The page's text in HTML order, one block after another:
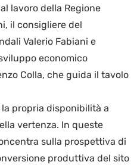
lavoro della Regione
il consigliere del
Valerio Fabiani e
economico
Colla, che guida il tavolo
propria disponibilità a
vertenza. In queste
sulla prospettiva di
produttiva del sito